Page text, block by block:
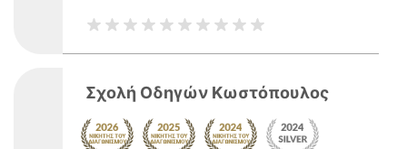
Σχολή Οδηγών Κωστόπουλος